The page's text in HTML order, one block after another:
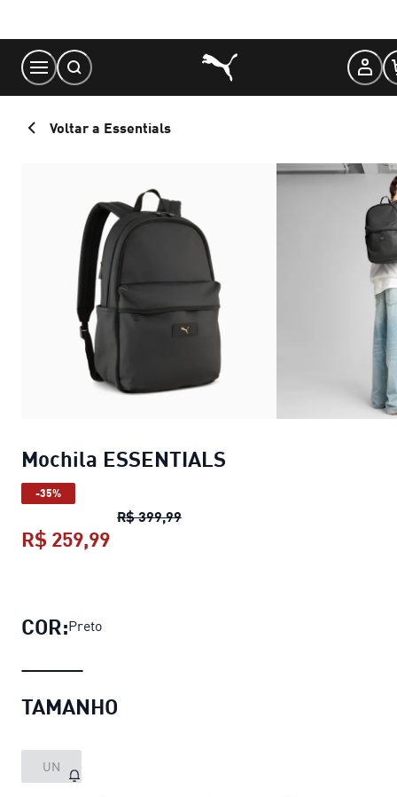
Content
Voltar a Essentials
Mochila ESSENTIALS
-35%
R$ 399,99Mochila ESSENTIALS
R$ 259,99
COR:Preto
TAMANHO
UN